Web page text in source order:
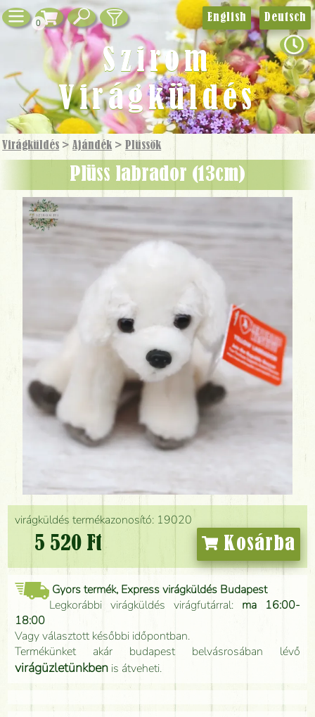
0
Virágküldés >Ajándék > Plüssök
Plüss labrador (13cm)
virágküldés termékazonosító: 19020
5 520 Ft Kosárba
Gyors termék, Express virágküldés Budapest
Legkorábbi virágküldés virágfutárral: ma 16:00-
18:00
Vagy választott későbbi időpontban.
Termékünket akár budapest belvásrosában lévő
virágüzletünkben is átveheti.
English Deutsch
Szirom
Virágküldés